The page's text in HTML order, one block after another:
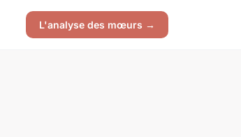
L'analyse des mœurs →